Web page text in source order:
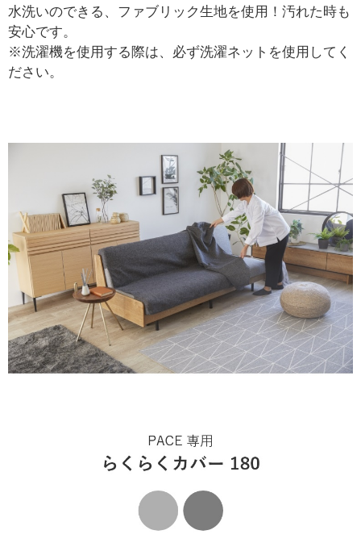
水洗いのできる、ファブリック生地を使用！汚れた時も
安心です。
※洗濯機を使用する際は、必ず洗濯ネットを使用してく
ださい。